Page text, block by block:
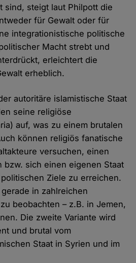
sind, steigt laut Philpott die
für Gewalt oder für
integrationistische politische
Macht strebt und
erleichtert die
erheblich.
autoritäre islamistische Staat
seine religiöse
auf, was zu einem brutalen
können religiös fanatische
versuchen, einen
bzw. sich einen eigenen Staat
Ziele zu erreichen.
in zahlreichen
beobachten – z.B. in Jemen,
Die zweite Variante wird
und brutal vom
Staat in Syrien und im